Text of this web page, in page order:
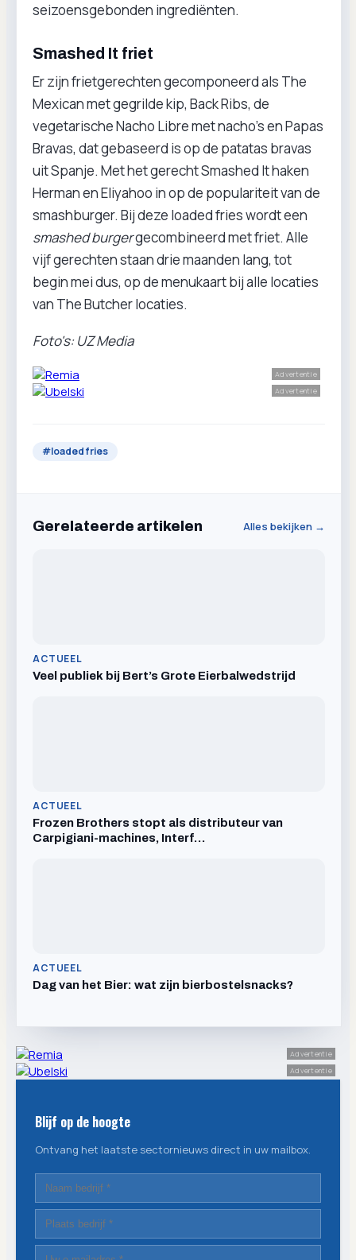
seizoensgebonden ingrediënten.
Smashed It friet
Er zijn frietgerechten gecomponeerd als The
Mexican met gegrilde kip, Back Ribs, de
vegetarische Nacho Libre met nacho’s en Papas
Bravas, dat gebaseerd is op de patatas bravas
uit Spanje. Met het gerecht Smashed It haken
Herman en Eliyahoo in op de populariteit van de
smashburger. Bij deze loaded fries wordt een
smashed burgergecombineerd met friet. Alle
vijf gerechten staan drie maanden lang, tot
begin mei dus, op de menukaart bij alle locaties
van The Butcher locaties.
Foto's: UZ Media
Advertentie
Advertentie
#loaded fries
Gerelateerde artikelen Alles bekijken →
ACTUEEL
Veel publiek bij Bert’s Grote Eierbalwedstrijd
ACTUEEL
Frozen Brothers stopt als distributeur van
Carpigiani-machines, Interf…
ACTUEEL
Dag van het Bier: wat zijn bierbostelsnacks?
Advertentie
Advertentie
Blijf op de hoogte
Ontvang het laatste sectornieuws direct in uw mailbox.